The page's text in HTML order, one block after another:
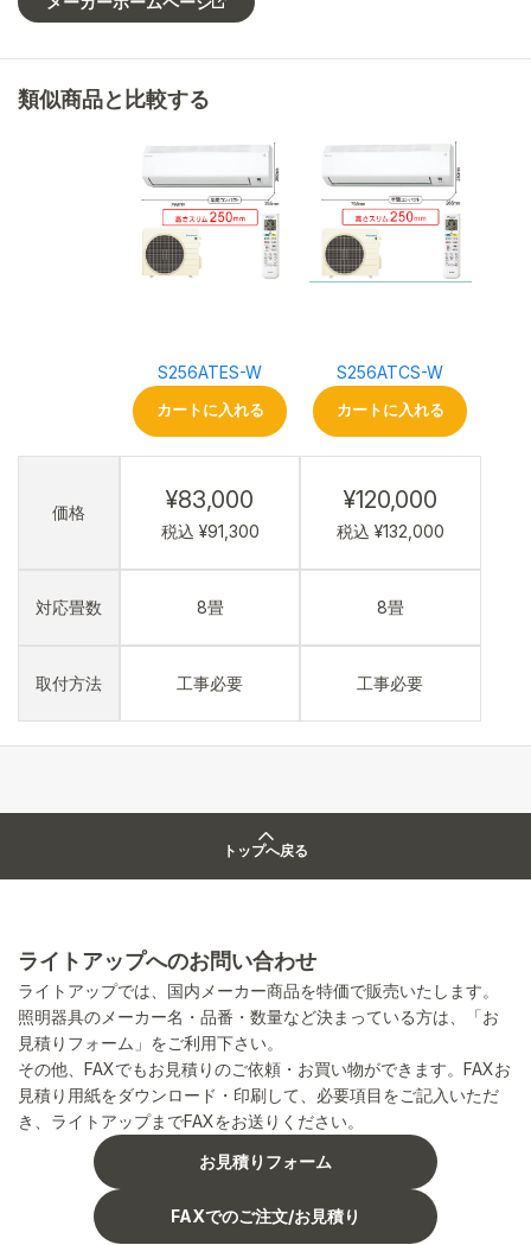
類似商品と比較する
価格
対応畳数
取付方法
S256ATES-W
カートに入れる
¥83,000
税込 ¥91,300
8畳
工事必要
S256ATCS-W
カートに入れる
¥120,000
税込 ¥132,000
8畳
工事必要
トップへ戻る
ライトアップへのお問い合わせ
ライトアップでは、国内メーカー商品を特価で販売いたします。
照明器具のメーカー名・品番・数量など決まっている方は、「お
見積りフォーム」をご利用下さい。
その他、FAXでもお見積りのご依頼・お買い物ができます。FAXお
見積り用紙をダウンロード・印刷して、必要項目をご記入いただ
き、ライトアップまでFAXをお送りください。
お見積りフォーム
FAXでのご注文/お見積り